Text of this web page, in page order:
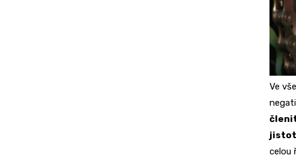
Ve
celou